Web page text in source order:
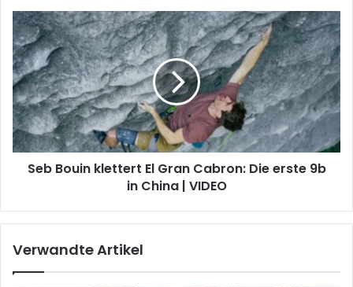
Seb
Bouin
klettert
El
Gran
Cabron:
Die
erste
9b
Seb Bouin klettert El Gran Cabron: Die erste 9b
in China | VIDEO
Verwandte Artikel